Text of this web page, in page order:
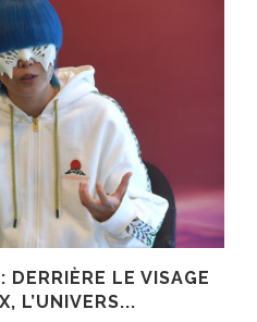
DERRIÈRE LE VISAGE
L’UNIVERS...